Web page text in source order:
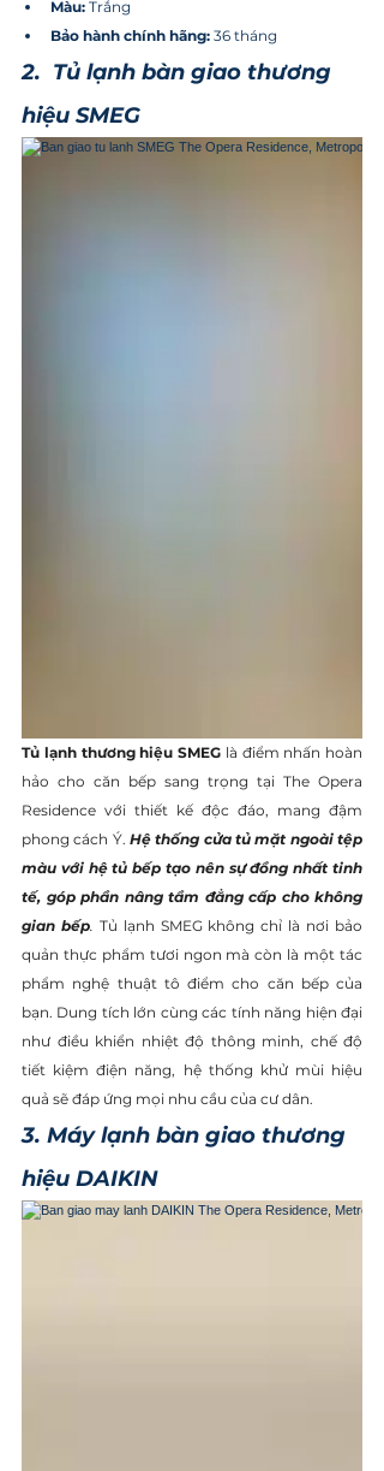
Màu: Trắng
Bảo hành chính hãng: 36 tháng
2.  Tủ lạnh bàn giao thương
hiệu SMEG
Tủ lạnh thương hiệu SMEG là điểm nhấn hoàn
hảo cho căn bếp sang trọng tại The Opera
Residence với thiết kế độc đáo, mang đậm
phong cách Ý. Hệ thống cửa tủ mặt ngoài tệp
màu với hệ tủ bếp tạo nên sự đồng nhất tinh
tế, góp phần nâng tầm đẳng cấp cho không
gian bếp. Tủ lạnh SMEG không chỉ là nơi bảo
quản thực phẩm tươi ngon mà còn là một tác
phẩm nghệ thuật tô điểm cho căn bếp của
bạn. Dung tích lớn cùng các tính năng hiện đại
như điều khiển nhiệt độ thông minh, chế độ
tiết kiệm điện năng, hệ thống khử mùi hiệu
quả sẽ đáp ứng mọi nhu cầu của cư dân.
3. Máy lạnh bàn giao thương
hiệu DAIKIN